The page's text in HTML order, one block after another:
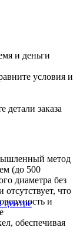
центре
и деньги
условия и
детали заказа
метод
(до 500
диаметра без
что
и
обеспечивая